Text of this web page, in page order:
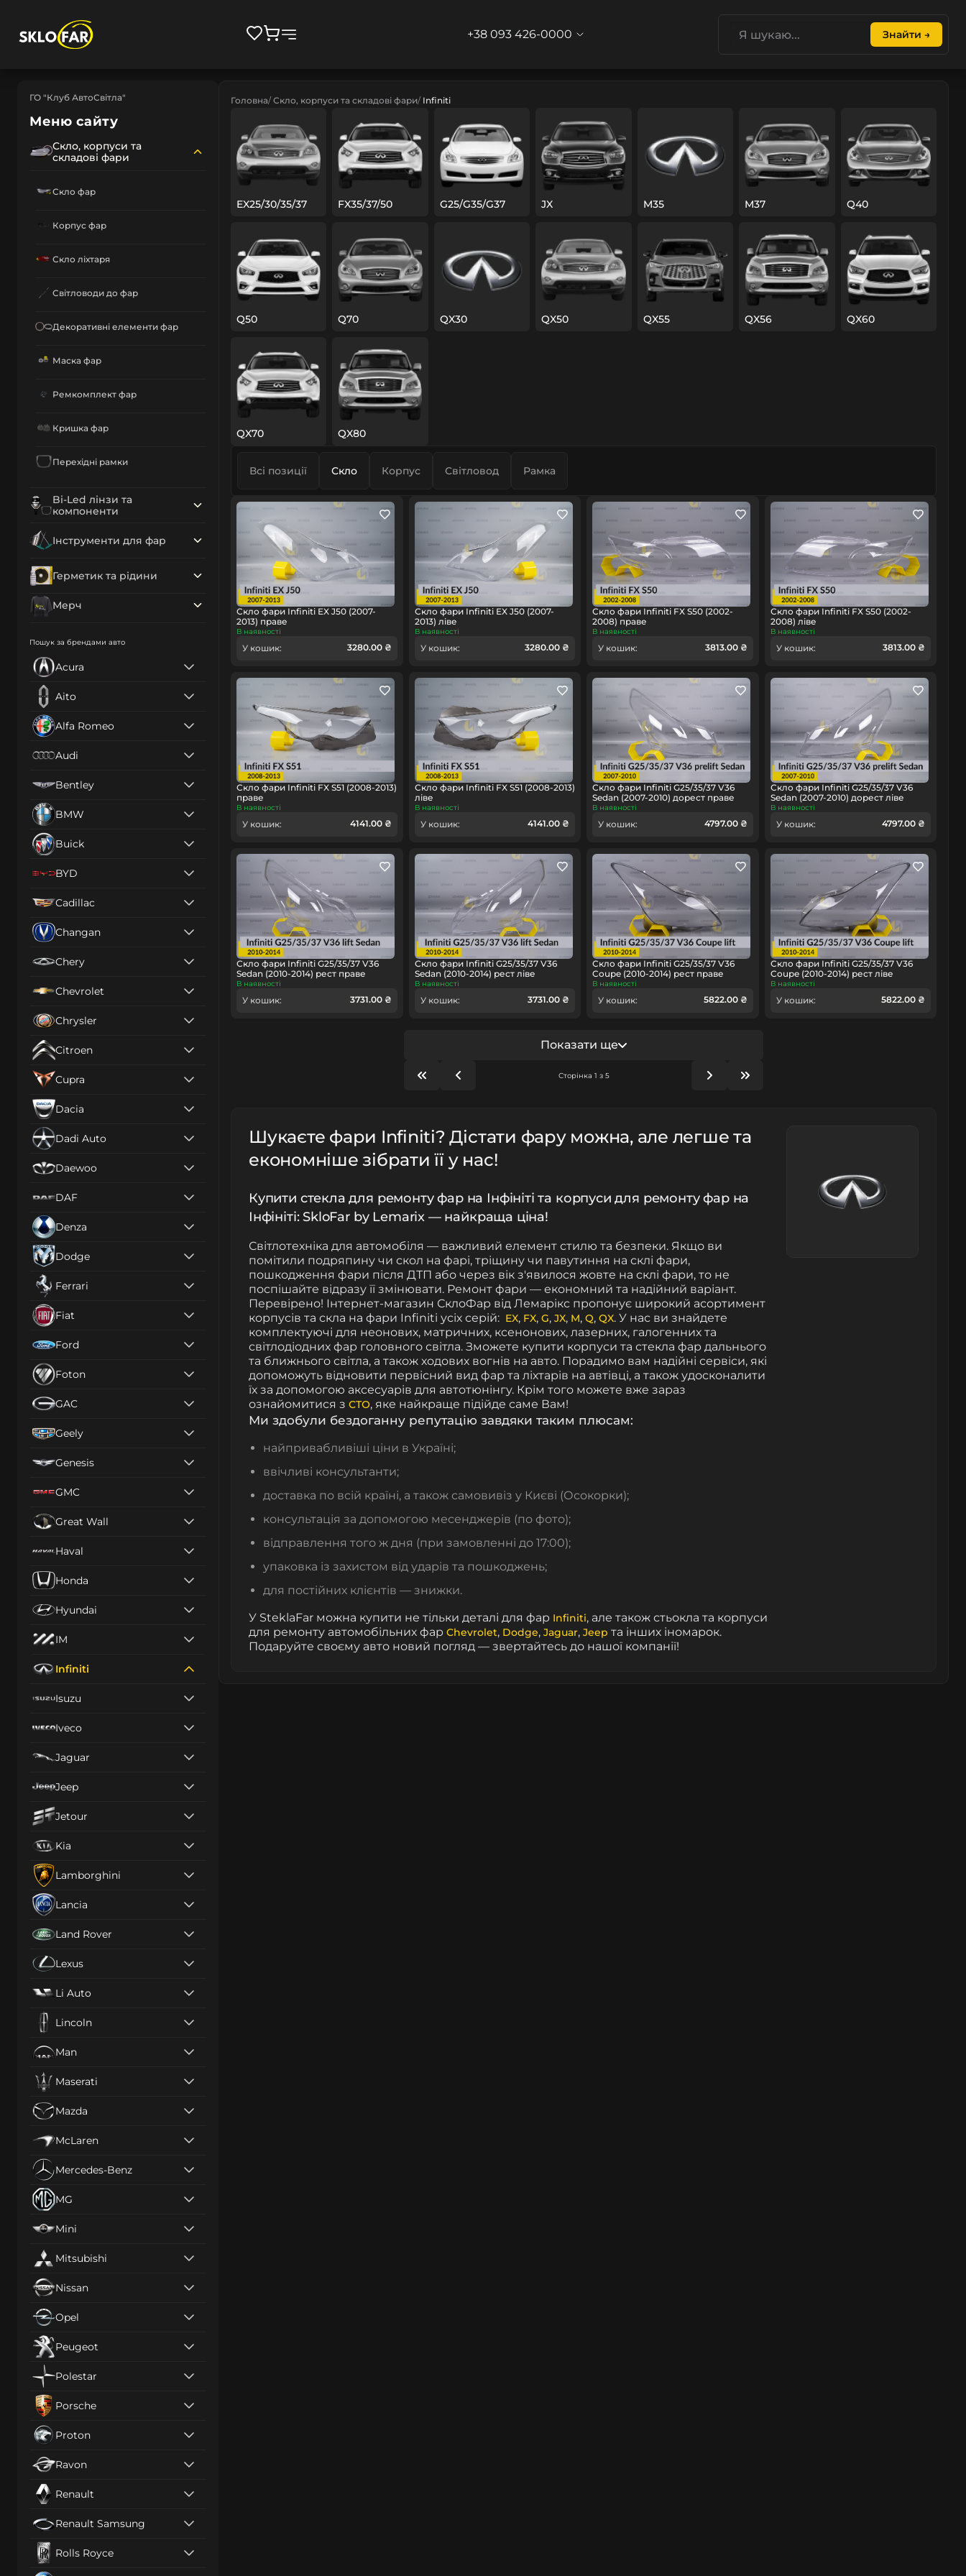
+38 093 426-0000 Знайти →
ГО "Клуб АвтоСвітла"
Меню сайту
Скло, корпуси та
складові фари
Скло фар
Корпус фар
Скло ліхтаря
Світловоди до фар
Декоративні елементи фар
Маска фар
Ремкомплект фар
Кришка фар
Перехідні рамки
Bi-Led лінзи та
компоненти
Інструменти для фар
Герметик та рідини
Мерч
Пошук за брендами авто
Acura
Aito
Alfa Romeo
Audi
Bentley
BMW
Buick
BYD
Cadillac
Changan
Chery
Chevrolet
Chrysler
Citroen
Cupra
Dacia
Dadi Auto
Daewoo
DAF
Denza
Dodge
Ferrari
Fiat
Ford
Foton
GAC
Geely
Genesis
GMC
Great Wall
Haval
Honda
Hyundai
IM
Infiniti
Isuzu
Iveco
Jaguar
Jeep
Jetour
Kia
Lamborghini
Lancia
Land Rover
Lexus
Li Auto
Lincoln
Man
Maserati
Mazda
McLaren
Mercedes-Benz
MG
Mini
Mitsubishi
Nissan
Opel
Peugeot
Polestar
Porsche
Proton
Ravon
Renault
Renault Samsung
Rolls Royce
Головна Скло, корпуси та складові фари Infiniti
EX25/30/35/37 FX35/37/50 G25/G35/G37 JX M35 M37 Q40
Q50 Q70 QX30 QX50 QX55 QX56 QX60
QX70 QX80
Всі позиції Скло Корпус Світловод Рамка
Скло фари Infiniti EX J50 (2007-
2013) праве
В наявності
У кошик: 3280.00 ₴
Скло фари Infiniti EX J50 (2007-
2013) ліве
В наявності
У кошик: 3280.00 ₴
Скло фари Infiniti FX S50 (2002-
2008) праве
В наявності
У кошик: 3813.00 ₴
Скло фари Infiniti FX S50 (2002-
2008) ліве
В наявності
У кошик: 3813.00 ₴
Скло фари Infiniti FX S51 (2008-2013)
праве
В наявності
У кошик: 4141.00 ₴
Скло фари Infiniti FX S51 (2008-2013)
ліве
В наявності
У кошик: 4141.00 ₴
Скло фари Infiniti G25/35/37 V36
Sedan (2007-2010) дорест праве
В наявності
У кошик: 4797.00 ₴
Скло фари Infiniti G25/35/37 V36
Sedan (2007-2010) дорест ліве
В наявності
У кошик: 4797.00 ₴
Скло фари Infiniti G25/35/37 V36
Sedan (2010-2014) рест праве
В наявності
У кошик: 3731.00 ₴
Скло фари Infiniti G25/35/37 V36
Sedan (2010-2014) рест ліве
В наявності
У кошик: 3731.00 ₴
Скло фари Infiniti G25/35/37 V36
Coupe (2010-2014) рест праве
В наявності
У кошик: 5822.00 ₴
Скло фари Infiniti G25/35/37 V36
Coupe (2010-2014) рест ліве
В наявності
У кошик: 5822.00 ₴
Показати ще
Сторінка 1 з 5
Шукаєте фари Infiniti? Дістати фару можна, але легше та
економніше зібрати її у нас!
Купити стекла для ремонту фар на Інфініті та корпуси для ремонту фар на
Інфініті: SkloFar by Lemarix — найкраща ціна!
Світлотехніка для автомобіля — важливий елемент стилю та безпеки. Якщо ви
помітили подряпину чи скол на фарі, тріщину чи павутиння на склі фари,
пошкодження фари після ДТП або через вік з'явилося жовте на склі фари, то не
поспішайте відразу її змінювати. Ремонт фари — економний та надійний варіант.
Перевірено! Інтернет-магазин СклоФар від Лемарікс пропонує широкий асортимент
корпусів та скла на фари Infiniti усіх серій: EX, FX, G, JX, M, Q, QX. У нас ви знайдете
комплектуючі для неонових, матричних, ксенонових, лазерних, галогенних та
світлодіодних фар головного світла. Зможете купити корпуси та стекла фар дальнього
та ближнього світла, а також ходових вогнів на авто. Порадимо вам надійні сервіси, які
допоможуть відновити первісний вид фар та ліхтарів на автівці, а також удосконалити
їх за допомогою аксесуарів для автотюнінгу. Крім того можете вже зараз
ознайомитися з СТО, яке найкраще підійде саме Вам!
Ми здобули бездоганну репутацію завдяки таким плюсам:
найпривабливіші ціни в Україні;
ввічливі консультанти;
доставка по всій країні, а також самовивіз у Києві (Осокорки);
консультація за допомогою месенджерів (по фото);
відправлення того ж дня (при замовленні до 17:00);
упаковка із захистом від ударів та пошкоджень;
для постійних клієнтів — знижки.
У SteklaFar можна купити не тільки деталі для фар Infiniti, але також стьокла та корпуси
для ремонту автомобільних фар Chevrolet, Dodge, Jaguar, Jeep та інших іномарок.
Подаруйте своєму авто новий погляд — звертайтесь до нашої компанії!